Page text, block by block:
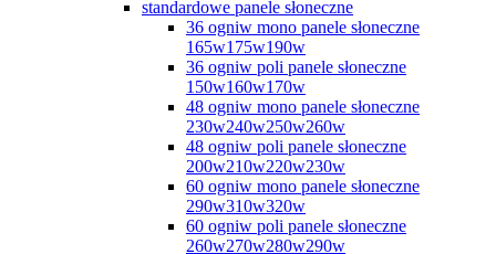
standardowe panele słoneczne
36 ogniw mono panele słoneczne
165w175w190w
36 ogniw poli panele słoneczne
150w160w170w
48 ogniw mono panele słoneczne
230w240w250w260w
48 ogniw poli panele słoneczne
200w210w220w230w
60 ogniw mono panele słoneczne
290w310w320w
60 ogniw poli panele słoneczne
260w270w280w290w